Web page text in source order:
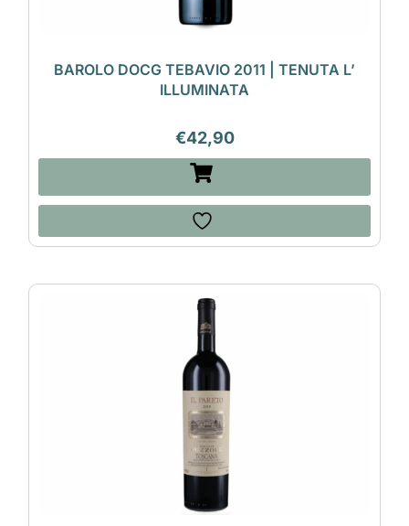
BAROLO DOCG TEBAVIO 2011 | TENUTA L’
ILLUMINATA
€42,90